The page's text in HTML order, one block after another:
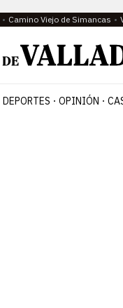
Camino Viejo de Simancas
DEPORTES OPINIÓN